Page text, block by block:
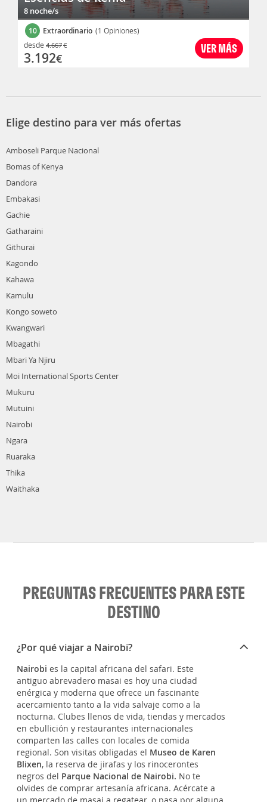
8 noche/s
10 Extraordinario (1 Opiniones)
VER MÁS
desde 4.667€
3.192€
Elige destino para ver más ofertas
Amboseli Parque Nacional
Bomas of Kenya
Dandora
Embakasi
Gachie
Gatharaini
Githurai
Kagondo
Kahawa
Kamulu
Kongo soweto
Kwangwari
Mbagathi
Mbari Ya Njiru
Moi International Sports Center
Mukuru
Mutuini
Nairobi
Ngara
Ruaraka
Thika
Waithaka
PREGUNTAS FRECUENTES PARA ESTE
DESTINO
¿Por qué viajar a Nairobi?
Nairobi es la capital africana del safari. Este
antiguo abrevadero masai es hoy una ciudad
enérgica y moderna que ofrece un fascinante
acercamiento tanto a la vida salvaje como a la
nocturna. Clubes llenos de vida, tiendas y mercados
en ebullición y restaurantes internacionales
comparten las calles con locales de comida
regional. Son visitas obligadas el Museo de Karen
Blixen, la reserva de jirafas y los rinocerontes
negros del Parque Nacional de Nairobi. No te
olvides de comprar artesanía africana. Acércate a
un mercado de masai a regatear, o pasa por alguna